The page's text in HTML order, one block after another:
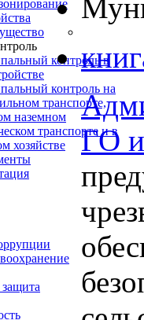
контроль в
контроль на
транспорте,
наземном
транспорте и в
хозяйстве
ГО